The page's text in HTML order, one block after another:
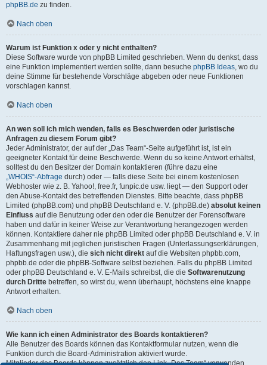
phpBB.de zu finden.
Nach oben
Warum ist Funktion x oder y nicht enthalten?
Diese Software wurde von phpBB Limited geschrieben. Wenn du denkst, dass
eine Funktion implementiert werden sollte, dann besuche phpBB Ideas, wo du
deine Stimme für bestehende Vorschläge abgeben oder neue Funktionen
vorschlagen kannst.
Nach oben
An wen soll ich mich wenden, falls es Beschwerden oder juristische
Anfragen zu diesem Forum gibt?
Jeder Administrator, der auf der „Das Team“-Seite aufgeführt ist, ist ein
geeigneter Kontakt für deine Beschwerde. Wenn du so keine Antwort erhältst,
solltest du den Besitzer der Domain kontaktieren (führe dazu eine
„WHOIS“-Abfrage durch) oder — falls diese Seite bei einem kostenlosen
Webhoster wie z. B. Yahoo!, free.fr, funpic.de usw. liegt — den Support oder
den Abuse-Kontakt des betreffenden Dienstes. Bitte beachte, dass phpBB
Limited (phpBB.com) und phpBB Deutschland e. V. (phpBB.de) absolut keinen
Einfluss auf die Benutzung oder den oder die Benutzer der Forensoftware
haben und dafür in keiner Weise zur Verantwortung herangezogen werden
können. Kontaktiere daher nie phpBB Limited oder phpBB Deutschland e. V. in
Zusammenhang mit jeglichen juristischen Fragen (Unterlassungserklärungen,
Haftungsfragen usw.), die sich nicht direkt auf die Websiten phpbb.com,
phpbb.de oder die phpBB-Software selbst beziehen. Falls du phpBB Limited
oder phpBB Deutschland e. V. E-Mails schreibst, die die Softwarenutzung
durch Dritte betreffen, so wirst du, wenn überhaupt, höchstens eine knappe
Antwort erhalten.
Nach oben
Wie kann ich einen Administrator des Boards kontaktieren?
Alle Benutzer des Boards können das Kontaktformular nutzen, wenn die
Funktion durch die Board-Administration aktiviert wurde.
Mitglieder des Boards können zusätzlich den Link „Das Team“ verwenden.